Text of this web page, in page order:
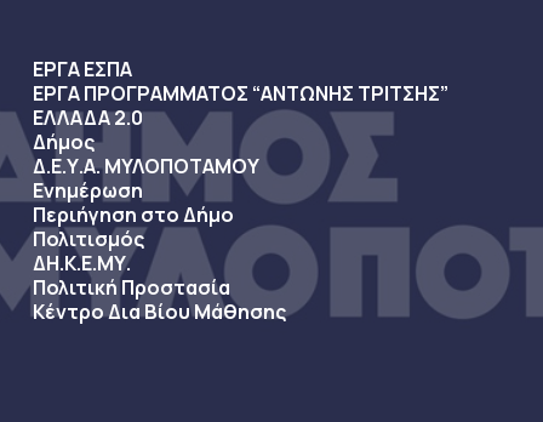
ΕΡΓΑ ΕΣΠΑ
ΕΡΓΑ ΠΡΟΓΡΑΜΜΑΤΟΣ “ΑΝΤΩΝΗΣ ΤΡΙΤΣΗΣ”
ΕΛΛΑΔΑ 2.0
Δήμος
Δ.Ε.Υ.Α. ΜΥΛΟΠΟΤΑΜΟΥ
Ενημέρωση
Περιήγηση στο Δήμο
Πολιτισμός
ΔΗ.Κ.Ε.ΜΥ.
Πολιτική Προστασία
Κέντρο Δια Βίου Μάθησης